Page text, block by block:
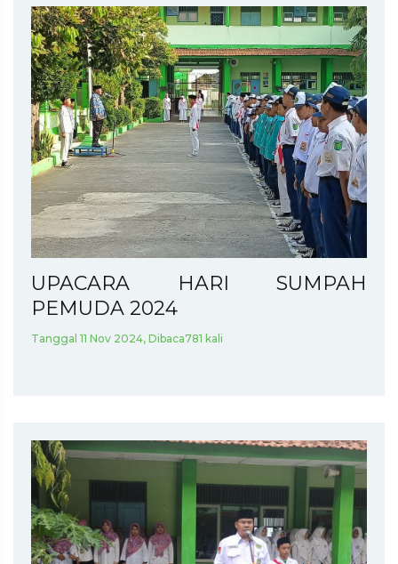
UPACARA HARI SUMPAH
PEMUDA 2024
Tanggal 11 Nov 2024, Dibaca781 kali